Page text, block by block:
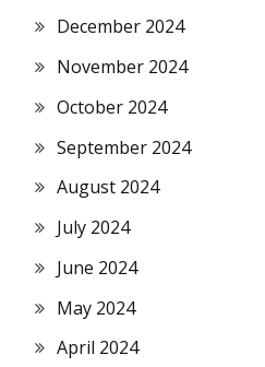
December 2024
November 2024
October 2024
September 2024
August 2024
July 2024
June 2024
May 2024
April 2024